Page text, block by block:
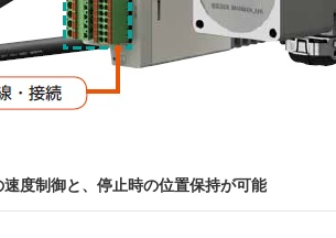
度制御と、停止時の位置保持が可能